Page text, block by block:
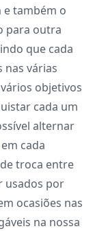
e também o
para outra
que cada
várias
objetivos
cada um
alternar
cada
troca entre
usados por
ocasiões nas
na nossa